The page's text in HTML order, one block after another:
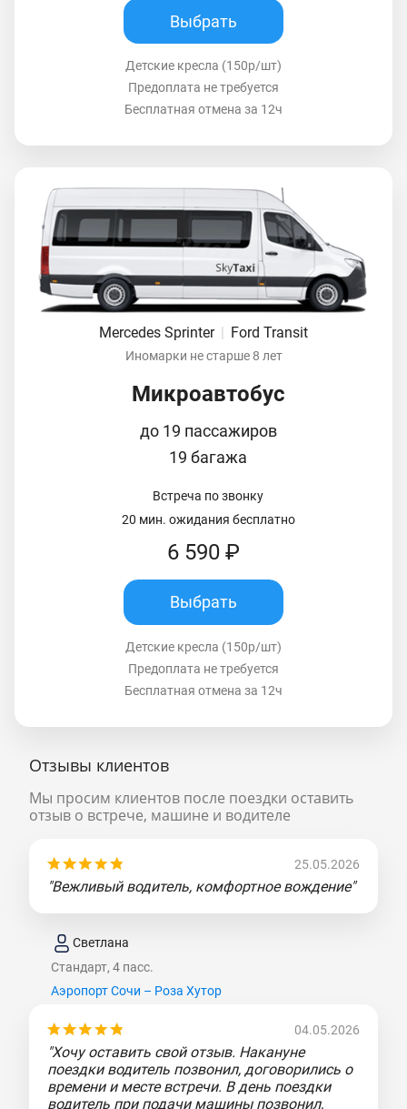
Выбрать
Детские кресла (150р/шт)
Предоплата не требуется
Бесплатная отмена за 12ч
Mercedes Sprinter | Ford Transit
Иномарки не старше 8 лет
Микроавтобус
до 19 пассажиров
19 багажа
Встреча по звонку
20 мин. ожидания бесплатно
6 590 ₽
Выбрать
Детские кресла (150р/шт)
Предоплата не требуется
Бесплатная отмена за 12ч
Отзывы клиентов
Мы просим клиентов после поездки оставить
отзыв о встрече, машине и водителе
25.05.2026
"Вежливый водитель, комфортное вождение"
Светлана
Стандарт, 4 пасс.
Аэропорт Сочи – Роза Хутор
04.05.2026
"Хочу оставить свой отзыв. Накануне
поездки водитель позвонил, договорились о
времени и месте встречи. В день поездки
водитель при подачи машины позвонил,